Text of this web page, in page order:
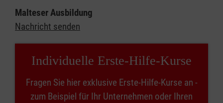
Malteser Ausbildung
Nachricht senden
Individuelle Erste-Hilfe-Kurse
Fragen Sie hier exklusive Erste-Hilfe-Kurse an -
zum Beispiel für Ihr Unternehmen oder Ihren